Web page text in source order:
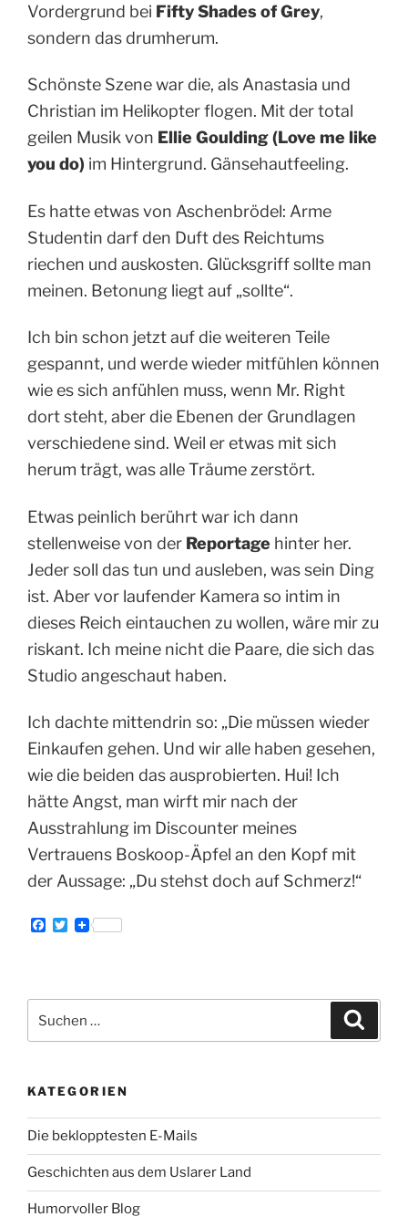
Vordergrund bei Fifty Shades of Grey,
sondern das drumherum.
Schönste Szene war die, als Anastasia und
Christian im Helikopter flogen. Mit der total
geilen Musik von Ellie Goulding (Love me like
you do) im Hintergrund. Gänsehautfeeling.
Es hatte etwas von Aschenbrödel: Arme
Studentin darf den Duft des Reichtums
riechen und auskosten. Glücksgriff sollte man
meinen. Betonung liegt auf „sollte“.
Ich bin schon jetzt auf die weiteren Teile
gespannt, und werde wieder mitfühlen können
wie es sich anfühlen muss, wenn Mr. Right
dort steht, aber die Ebenen der Grundlagen
verschiedene sind. Weil er etwas mit sich
herum trägt, was alle Träume zerstört.
Etwas peinlich berührt war ich dann
stellenweise von der Reportage hinter her.
Jeder soll das tun und ausleben, was sein Ding
ist. Aber vor laufender Kamera so intim in
dieses Reich eintauchen zu wollen, wäre mir zu
riskant. Ich meine nicht die Paare, die sich das
Studio angeschaut haben.
Ich dachte mittendrin so: „Die müssen wieder
Einkaufen gehen. Und wir alle haben gesehen,
wie die beiden das ausprobierten. Hui! Ich
hätte Angst, man wirft mir nach der
Ausstrahlung im Discounter meines
Vertrauens Boskoop-Äpfel an den Kopf mit
der Aussage: „Du stehst doch auf Schmerz!“
F
o
o
k
T
e
nach:
KATEGORIEN
Die beklopptesten E-Mails
Geschichten aus dem Uslarer Land
Humorvoller Blog